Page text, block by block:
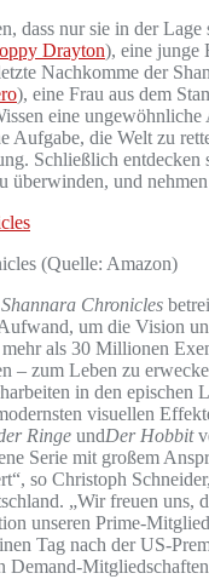
dass nur sie in der Lage
Drayton), eine junge
Nachkomme der
), eine Frau aus dem
eine
Aufgabe, die Welt zu
Schließlich entdecken
überwinden, und
(Quelle: Amazon)
Chronicles
um die Vision
als 30 Millionen
– zum Leben zu
in den epischen
visuellen
Ringe undDer Hobbit
Serie mit großem
so Christoph
„Wir freuen uns,
unseren Prime-
Tag nach der US-
Demand-